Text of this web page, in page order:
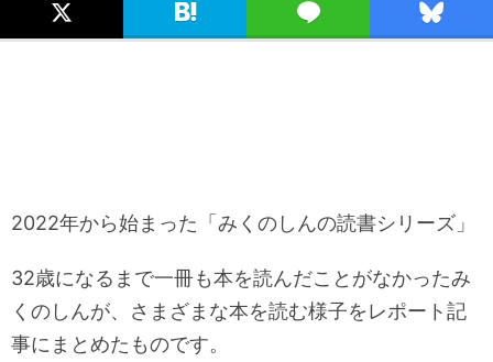
2022年から始まった「みくのしんの読書シリーズ」
32歳になるまで一冊も本を読んだことがなかったみ
くのしんが、さまざまな本を読む様子をレポート記
事にまとめたものです。